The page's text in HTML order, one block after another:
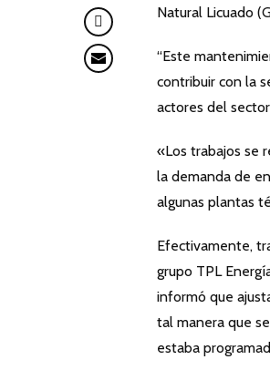
Natural Licuado
“Este
contribuir con la
actores del
«Los trabajos se
la demanda de
algunas plantas
Efectivamente,
grupo TPL
informó que
tal manera que
estaba